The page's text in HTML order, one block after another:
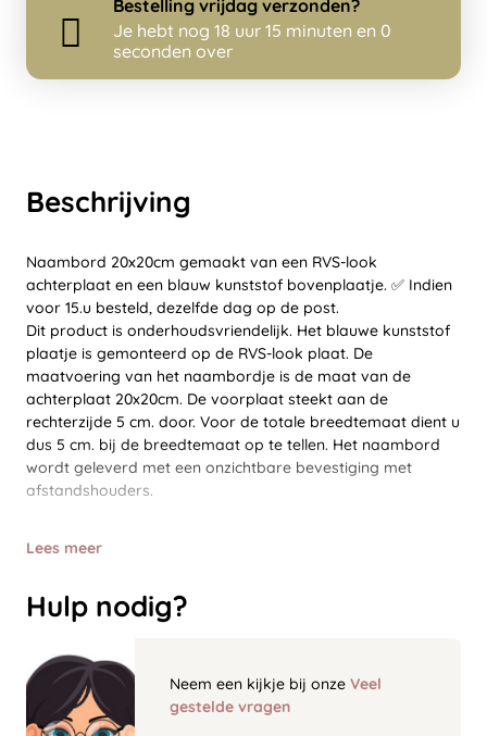
Beschrijving
Naambord 20x20cm gemaakt van een RVS-look
achterplaat en een blauw kunststof bovenplaatje. ✅ Indien
voor 15.u besteld, dezelfde dag op de post.
Dit product is onderhoudsvriendelijk. Het blauwe kunststof
plaatje is gemonteerd op de RVS-look plaat. De
maatvoering van het naambordje is de maat van de
achterplaat 20x20cm. De voorplaat steekt aan de
rechterzijde 5 cm. door. Voor de totale breedtemaat dient u
dus 5 cm. bij de breedtemaat op te tellen. Het naambord
wordt geleverd met een onzichtbare bevestiging met
afstandshouders.
Lees meer
Hulp nodig?
Neem een kijkje bij onze Veel
gestelde vragen
Bestelling vrijdag verzonden?
Je hebt nog 18 uur 15 minuten en 0
seconden over